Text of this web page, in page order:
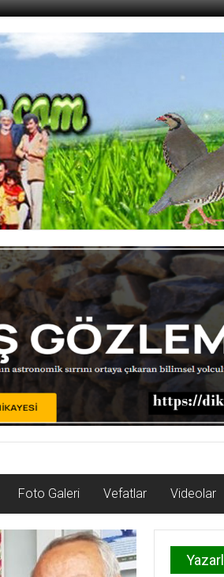
Foto Galeri Vefatlar Videolar